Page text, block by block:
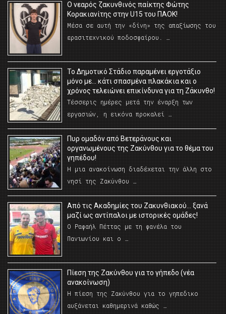
O νεαρός ζακυνθινός παίκτης Φώτης
Κορακιανίτης στην U15 του ΠΑΟΚ!
Μέσα σε αυτή την «δίνη» της απαξίωσης του
ερασιτεχνικού ποδοσφαίρου. …
Το Δημοτικό Στάδιο παραμένει εργοτάξιο
μόνο με… κάτι σπασμένα πλακάκια και ο
χρόνος τελειώνει επικίνδυνα για τη Ζάκυνθο!
Τέσσερις ημέρες μετά την έναρξη των
εργασιών, η εικόνα προκαλεί …
Πυρ ομαδόν από Βετεράνους και
οργανωμένους της Ζακύνθου για το θέμα του
γηπέδου!
Η μια ανακοίνωση διαδέχεται την άλλη στο
νησί της Ζακύνθου …
Από τις Ακαδημίες του Ζακυνθιακού… ξανά
μαζί ως αντίπαλοι με ιστορικές ομάδες!
Ο Ραφαήλ Πέττας με τη φανέλα του
Πανιωνίου και ο …
Πίεση της Ζακύνθου για το γήπεδο (νέα
ανακοίνωση)
Η πίεση της Ζακύνθου για το γηπεδικο
αυξάνεται καθημερινά καθώς …